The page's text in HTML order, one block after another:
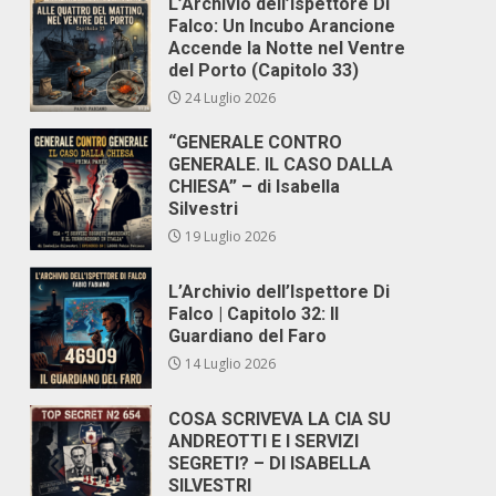
Falco: Un Incubo Arancione
Accende la Notte nel Ventre
del Porto (Capitolo 33)
24 Luglio 2026
“GENERALE CONTRO
GENERALE. IL CASO DALLA
CHIESA” – di Isabella
Silvestri
19 Luglio 2026
L’Archivio dell’Ispettore Di
Falco | Capitolo 32: Il
Guardiano del Faro
14 Luglio 2026
COSA SCRIVEVA LA CIA SU
ANDREOTTI E I SERVIZI
SEGRETI? – DI ISABELLA
SILVESTRI